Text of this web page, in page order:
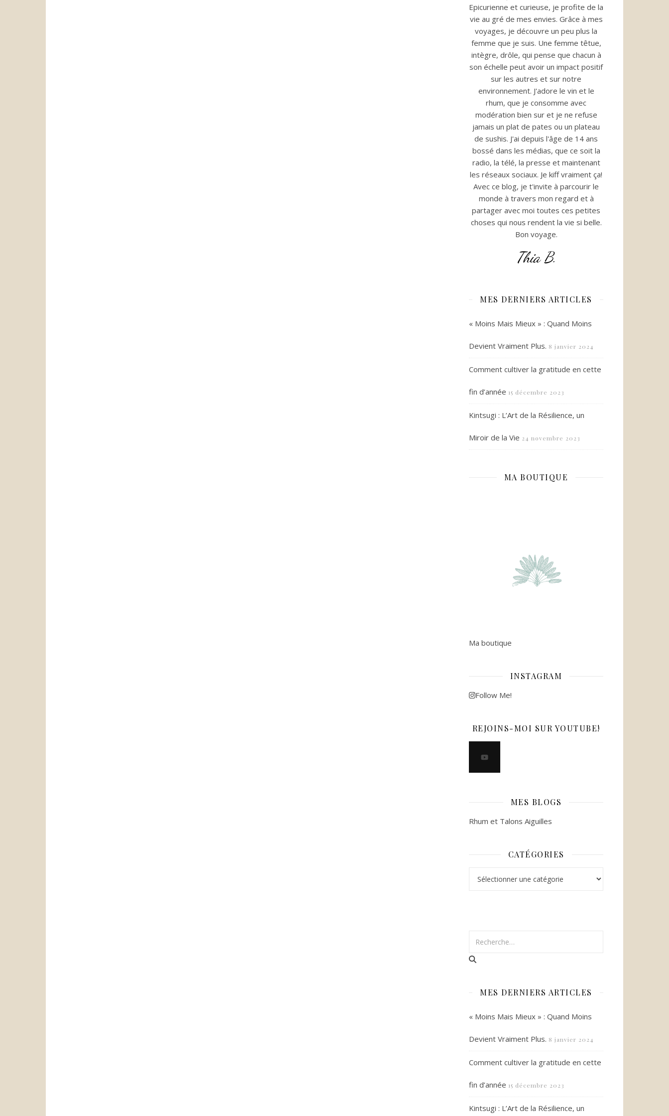
Epicurienne et curieuse, je profite de la
vie au gré de mes envies. Grâce à mes
voyages, je découvre un peu plus la
femme que je suis. Une femme têtue,
intègre, drôle, qui pense que chacun à
son échelle peut avoir un impact positif
sur les autres et sur notre
environnement. J'adore le vin et le
rhum, que je consomme avec
modération bien sur et je ne refuse
jamais un plat de pates ou un plateau
de sushis. J'ai depuis l'âge de 14 ans
bossé dans les médias, que ce soit la
radio, la télé, la presse et maintenant
les réseaux sociaux. Je kiff vraiment ça!
Avec ce blog, je t'invite à parcourir le
monde à travers mon regard et à
partager avec moi toutes ces petites
choses qui nous rendent la vie si belle.
Bon voyage.
Thia B.
MES DERNIERS ARTICLES
« Moins Mais Mieux » : Quand Moins
Devient Vraiment Plus. 8 janvier 2024
Comment cultiver la gratitude en cette
fin d’année 15 décembre 2023
Kintsugi : L’Art de la Résilience, un
Miroir de la Vie 24 novembre 2023
MA BOUTIQUE
Ma boutique
INSTAGRAM
Follow Me!
REJOINS-MOI SUR YOUTUBE!
MES BLOGS
Rhum et Talons Aiguilles
CATÉGORIES
MES DERNIERS ARTICLES
« Moins Mais Mieux » : Quand Moins
Devient Vraiment Plus. 8 janvier 2024
Comment cultiver la gratitude en cette
fin d’année 15 décembre 2023
Kintsugi : L’Art de la Résilience, un